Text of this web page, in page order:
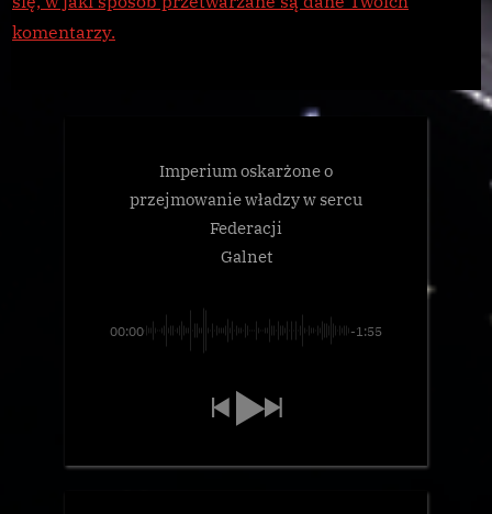
komentarzy.
Imperium oskarżone o
przejmowanie władzy w sercu
Federacji
Galnet
00:00 -1:55